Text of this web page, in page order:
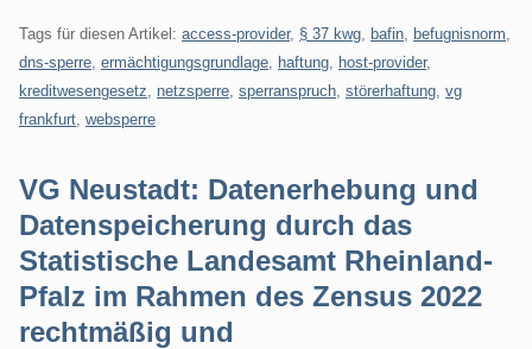
Tags für diesen Artikel: access-provider, § 37 kwg bafin befugnisnorm
dns-sperre ermächtigungsgrundlage haftung host-provider,
kreditwesengesetz
netzsperre sperranspruch störerhaftung vg
frankfurt websperre
VG Neustadt: Datenerhebung und
Datenspeicherung durch das
Statistische Landesamt Rheinland-
Pfalz im Rahmen des Zensus 2022
rechtmäßig und